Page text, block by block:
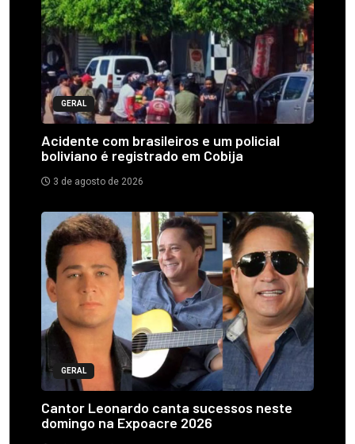
GERAL
Acidente com brasileiros e um policial
boliviano é registrado em Cobija
3 de agosto de 2026
GERAL
Cantor Leonardo canta sucessos neste
domingo na Expoacre 2026